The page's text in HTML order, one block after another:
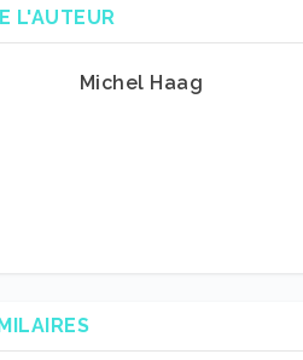
L'AUTEUR
Michel Haag